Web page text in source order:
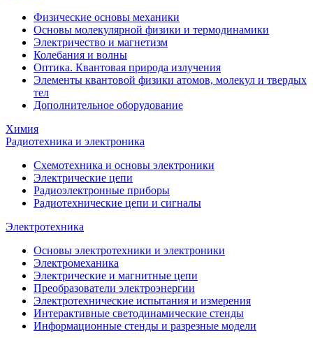
Физические основы механики
Основы молекулярной физики и термодинамики
Электричество и магнетизм
Колебания и волны
Оптика. Квантовая природа излучения
Элементы квантовой физики атомов, молекул и твердых
тел
Дополнительное оборудование
Химия
Радиотехника и электроника
Схемотехника и основы электроники
Электрические цепи
Радиоэлектронные приборы
Радиотехнические цепи и сигналы
Электротехника
Основы электротехники и электроники
Электромеханика
Электрические и магнитные цепи
Преобразователи электроэнергии
Электротехнические испытания и измерения
Интерактивные светодинамические стенды
Информационные стенды и разрезные модели